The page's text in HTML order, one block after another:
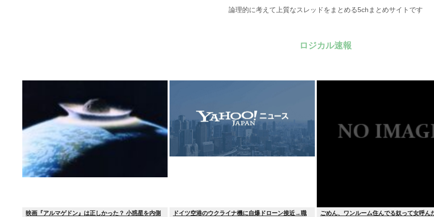
論理的に考えて上質なスレッドをまとめる5chまとめサイトです
ロジカル速報
映画『アルマゲドン』は正しかった？ 小惑星を内側 ドイツ空港のウクライナ機に自爆ドローン接近→職 ごめん、ワンルーム住んでる奴って女呼ん